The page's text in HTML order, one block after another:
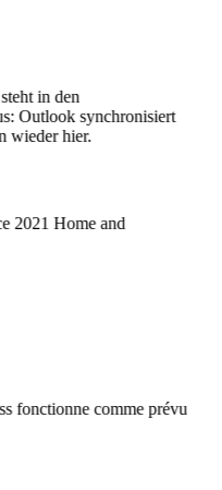
in den
Outlook synchronisiert
wieder hier.
2021 Home and
fonctionne comme prévu